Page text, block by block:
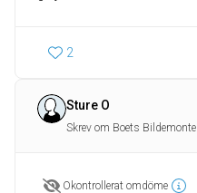
2
Sture O
Skrev om Boets
Okontrollerat omdöme